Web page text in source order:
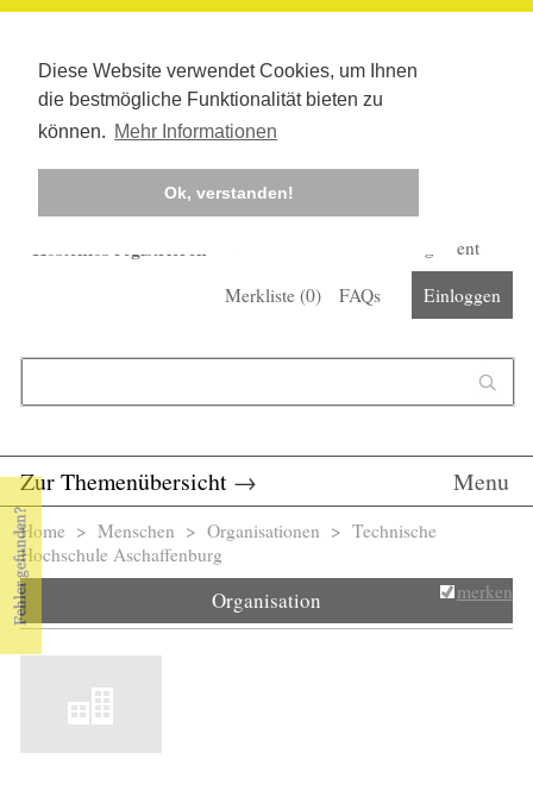
Diese Website verwendet Cookies, um Ihnen
die bestmögliche Funktionalität bieten zu
können. Mehr Informationen
Ok, verstanden!
Kostenlos registrieren
Corona-Management
Merkliste (0) FAQs Einloggen
Zur Themenübersicht → Menu
Sie sind hier
Home > Menschen > Organisationen > Technische
Hochschule Aschaffenburg
Organisation merken